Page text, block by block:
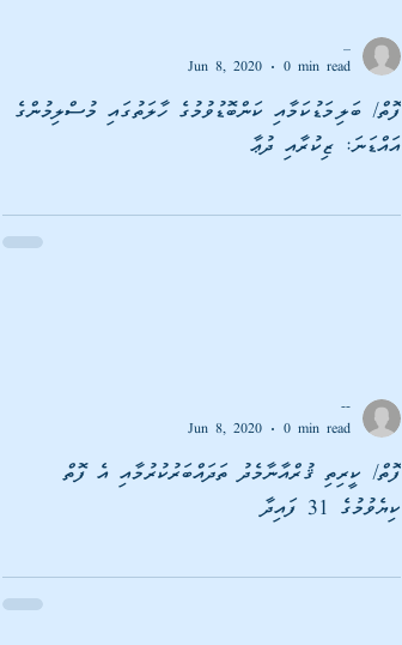
ފޮތް/ ބަލިމަޑުކަމާއި ކަންބޮޑުވުމުގެ ހާލަތުގައި މުސްލިމުންގެ
އައްޑަނަ: ޒިކުރާއި ދުޢާ
Jun 8, 2020
0 min read
ފޮތް/ ކީރިތި ޤުރްއާނާމެދު ތަދައްބަރުކުރުމާއި އެ ފޮތް
ކިޔެވުމުގެ 31 ފައިދާ
--
Jun 8, 2020
0 min read